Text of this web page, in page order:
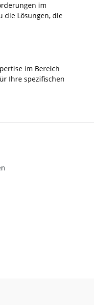
im
die Lösungen, die
im Bereich
Ihre spezifischen